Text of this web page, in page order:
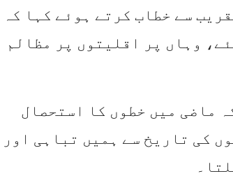
سے خطاب کرتے ہوئے کہا کہ
وہاں پر اقلیتوں پر مظالم
ماضی میں خطوں کا استحصال
کی تاریخ سے ہمیں تباہی اور